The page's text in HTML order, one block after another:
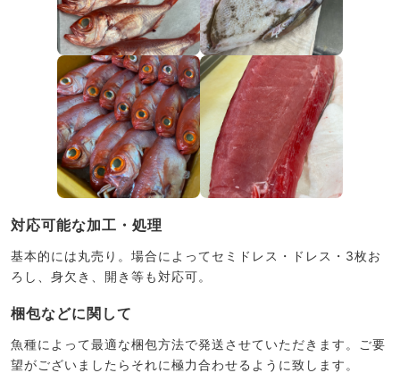
対応可能な加工・処理
基本的には丸売り。場合によってセミドレス・ドレス・3枚お
ろし、身欠き、開き等も対応可。
梱包などに関して
魚種によって最適な梱包方法で発送させていただきます。ご要
望がございましたらそれに極力合わせるように致します。